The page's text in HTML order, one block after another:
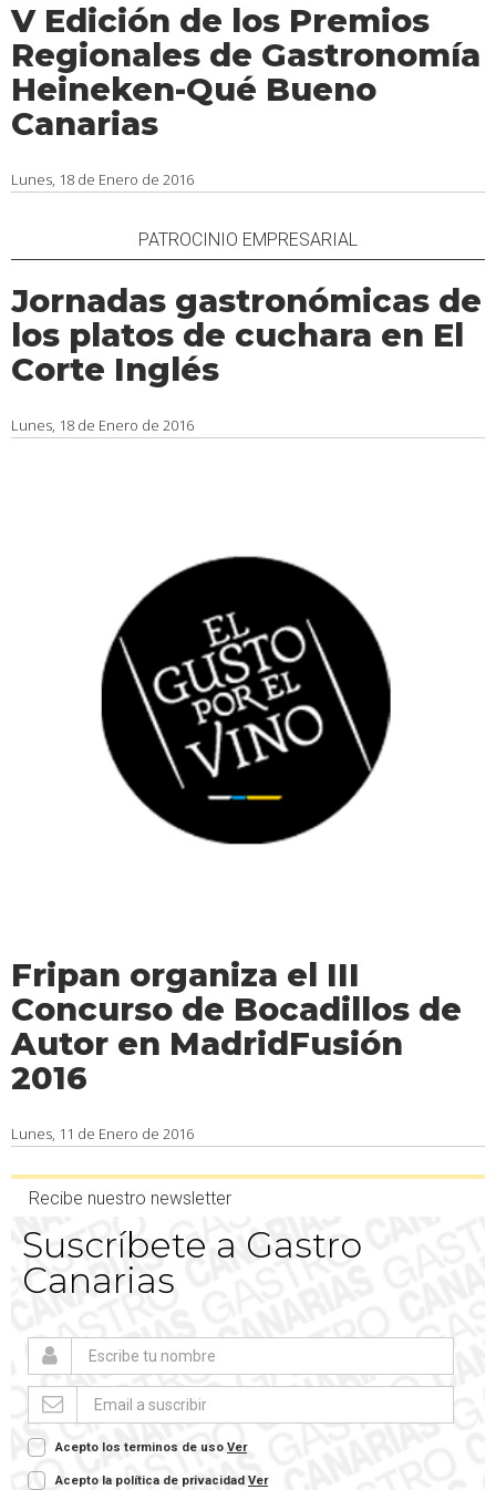
V Edición de los Premios
Regionales de Gastronomía
Heineken-Qué Bueno
Canarias
Lunes, 18 de Enero de 2016
PATROCINIO EMPRESARIAL
Jornadas gastronómicas de
los platos de cuchara en El
Corte Inglés
Lunes, 18 de Enero de 2016
Fripan organiza el III
Concurso de Bocadillos de
Autor en MadridFusión
2016
Lunes, 11 de Enero de 2016
Recibe nuestro newsletter
Suscríbete a Gastro
Canarias
Acepto los terminos de uso Ver
Acepto la política de privacidad Ver